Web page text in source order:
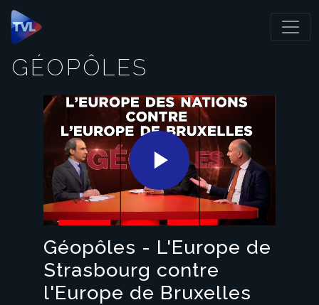
Panneau de gestion des cookies
GÉOPÔLES
Play
Video
Géopôles - L'Europe de
Strasbourg contre
l'Europe de Bruxelles